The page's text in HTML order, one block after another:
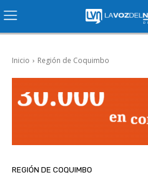
Inicio Región de Coquimbo
REGIÓN DE COQUIMBO